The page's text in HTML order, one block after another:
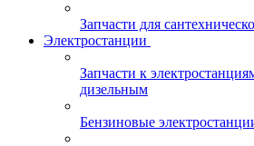
Запчасти для
Электростанции
Запчасти к
дизельным
Бензиновые